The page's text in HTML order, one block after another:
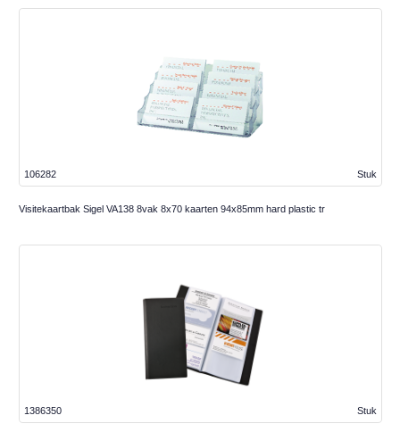
Stuk
106282
Visitekaartbak Sigel VA138 8vak 8x70 kaarten 94x85mm hard plastic tr
Stuk
1386350